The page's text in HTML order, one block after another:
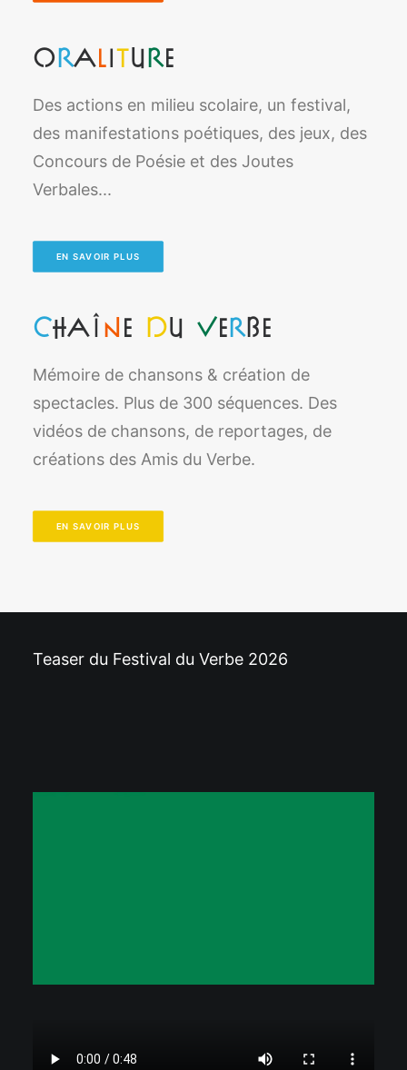
Oraliture
Des actions en milieu scolaire, un festival,
des manifestations poétiques, des jeux, des
Concours de Poésie et des Joutes
Verbales...
EN SAVOIR PLUS
Chaîne du verbe
Mémoire de chansons & création de
spectacles. Plus de 300 séquences. Des
vidéos de chansons, de reportages, de
créations des Amis du Verbe.
EN SAVOIR PLUS
Teaser du Festival du Verbe 2026